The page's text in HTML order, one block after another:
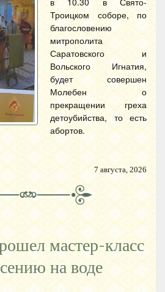
Троицком соборе, по
благословению
митрополита
Саратовского и
Вольского Игнатия,
будет совершен
Молебен о
прекращении греха
детоубийства, то есть
абортов.
7 августа, 2026
мастер-класс
на воде